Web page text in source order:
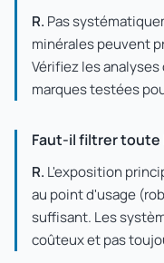
R. Pas
minérales peuvent
Vérifiez les
marques testées
Faut-il filtrer toute
R. L'exposition
au point d'usage
suffisant. Les
coûteux et pas